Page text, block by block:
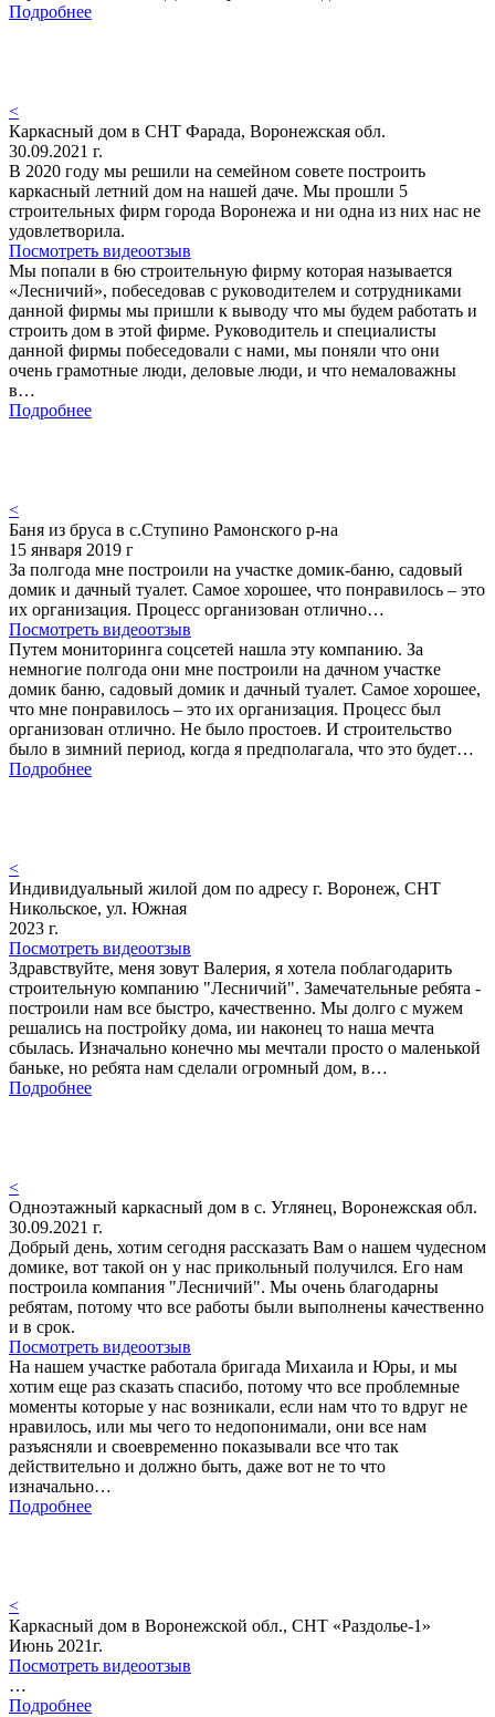
Подробнее
<
Каркасный дом в СНТ Фарада, Воронежская обл.
30.09.2021 г.
В 2020 году мы решили на семейном совете построить
каркасный летний дом на нашей даче. Мы прошли 5
строительных фирм города Воронежа и ни одна из них нас не
удовлетворила.
Посмотреть видеоотзыв
Мы попали в 6ю строительную фирму которая называется
«Лесничий», побеседовав с руководителем и сотрудниками
данной фирмы мы пришли к выводу что мы будем работать и
строить дом в этой фирме. Руководитель и специалисты
данной фирмы побеседовали с нами, мы поняли что они
очень грамотные люди, деловые люди, и что немаловажны
в…
Подробнее
<
Баня из бруса в с.Ступино Рамонского р-на
15 января 2019 г
За полгода мне построили на участке домик-баню, садовый
домик и дачный туалет. Самое хорошее, что понравилось – это
их организация. Процесс организован отлично…
Посмотреть видеоотзыв
Путем мониторинга соцсетей нашла эту компанию. За
немногие полгода они мне построили на дачном участке
домик баню, садовый домик и дачный туалет. Самое хорошее,
что мне понравилось – это их организация. Процесс был
организован отлично. Не было простоев. И строительство
было в зимний период, когда я предполагала, что это будет…
Подробнее
<
Индивидуальный жилой дом по адресу г. Воронеж, СНТ
Никольское, ул. Южная
2023 г.
Посмотреть видеоотзыв
Здравствуйте, меня зовут Валерия, я хотела поблагодарить
строительную компанию "Лесничий". Замечательные ребята -
построили нам все быстро, качественно. Мы долго с мужем
решались на постройку дома, ии наконец то наша мечта
сбылась. Изначально конечно мы мечтали просто о маленькой
баньке, но ребята нам сделали огромный дом, в…
Подробнее
<
Одноэтажный каркасный дом в с. Углянец, Воронежская обл.
30.09.2021 г.
Добрый день, хотим сегодня рассказать Вам о нашем чудесном
домике, вот такой он у нас прикольный получился. Его нам
построила компания "Лесничий". Мы очень благодарны
ребятам, потому что все работы были выполнены качественно
и в срок.
Посмотреть видеоотзыв
На нашем участке работала бригада Михаила и Юры, и мы
хотим еще раз сказать спасибо, потому что все проблемные
моменты которые у нас возникали, если нам что то вдруг не
нравилось, или мы чего то недопонимали, они все нам
разъясняли и своевременно показывали все что так
действительно и должно быть, даже вот не то что
изначально…
Подробнее
<
Каркасный дом в Воронежской обл., СНТ «Раздолье-1»
Июнь 2021г.
Посмотреть видеоотзыв
…
Подробнее